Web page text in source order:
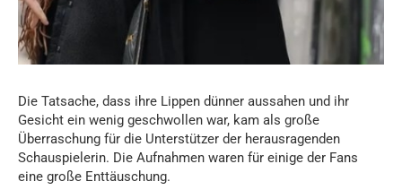
Die Tatsache, dass ihre Lippen dünner aussahen und ihr
Gesicht ein wenig geschwollen war, kam als große
Überraschung für die Unterstützer der herausragenden
Schauspielerin. Die Aufnahmen waren für einige der Fans
eine große Enttäuschung.